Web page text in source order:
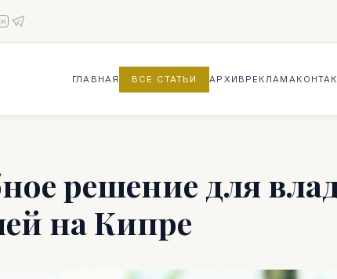
ГЛАВНАЯ ВСЕ СТАТЬИ АРХИВ РЕКЛАМА
решение для
на Кипре